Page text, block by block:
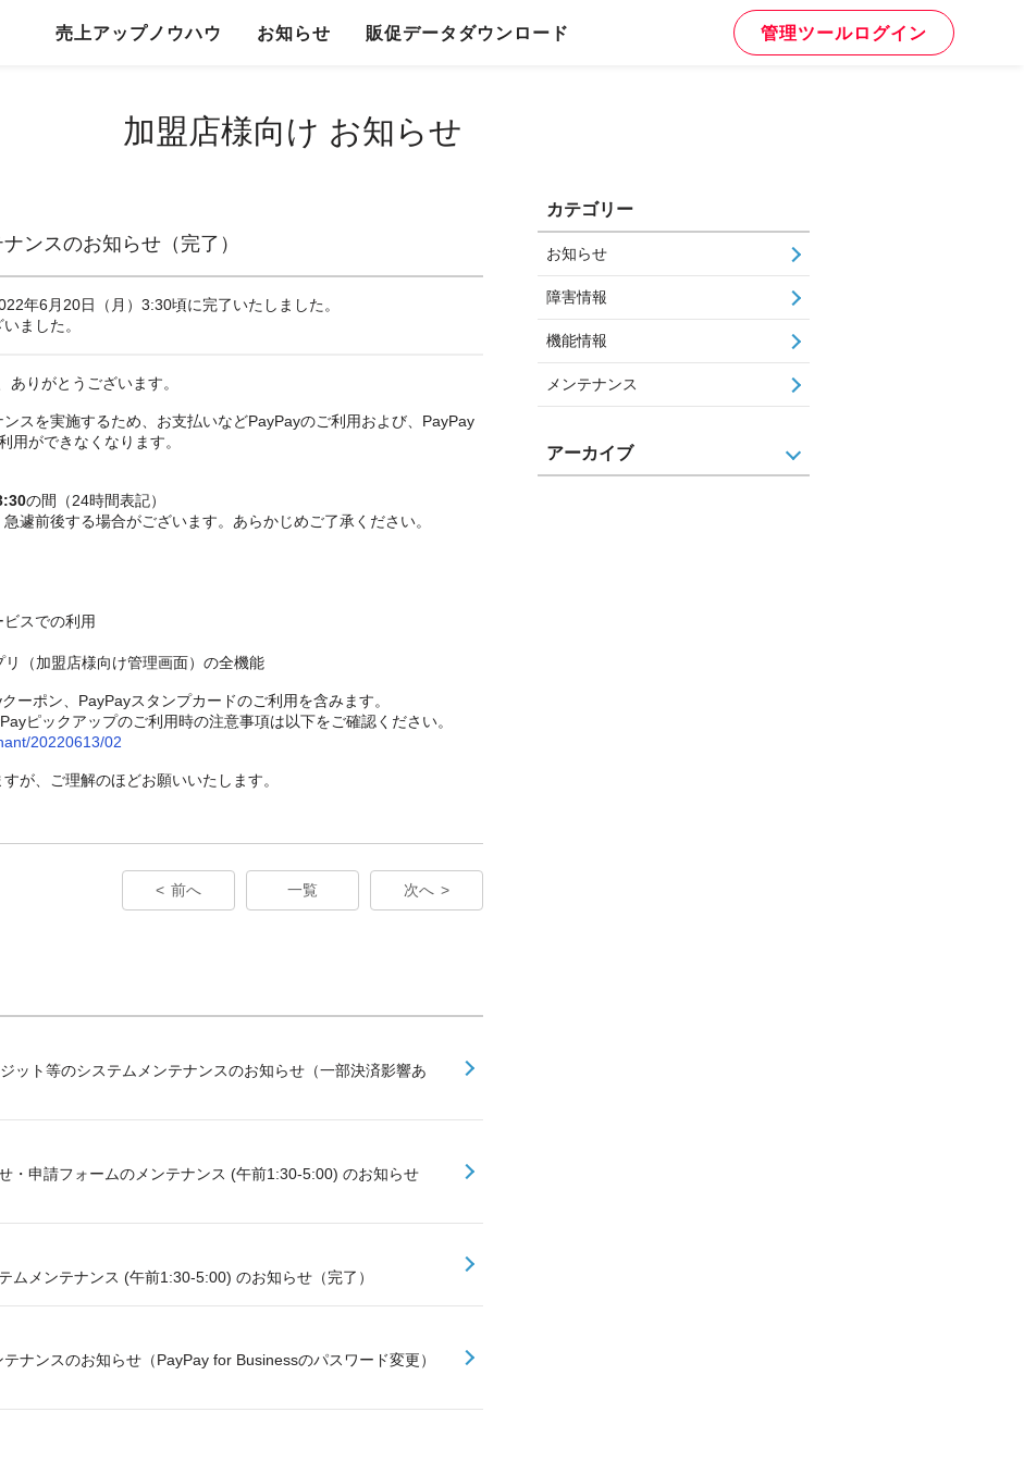
売上アップノウハウ お知らせ 販促データダウンロード 管理ツールログイン
加盟店様向け お知らせ
ンスのお知らせ（完了）
年6月20日（月）3:30頃に完了いたしました。
ました。
りがとうございます。
スを実施するため、お支払いなどPayPayのご利用および、PayPay
用ができなくなります。
の間（24時間表記）
遽前後する場合がございます。あらかじめご了承ください。
ビスでの利用
リ（加盟店様向け管理画面）の全機能
ーポン、PayPayスタンプカードのご利用を含みます。
ピックアップのご利用時の注意事項は以下をご確認ください。
20220613/02
が、ご理解のほどお願いいたします。
前へ 一覧 次へ
ット等のシステムメンテナンスのお知らせ（一部決済影響あ
・申請フォームのメンテナンス (午前1:30-5:00) のお知らせ
ムメンテナンス (午前1:30-5:00) のお知らせ（完了）
ナンスのお知らせ（PayPay for Businessのパスワード変更）
カテゴリー
お知らせ
障害情報
機能情報
メンテナンス
アーカイブ